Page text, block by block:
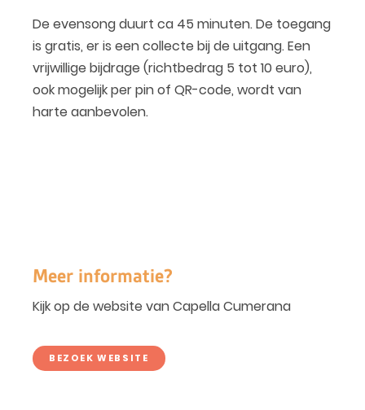
De evensong duurt ca 45 minuten. De toegang
is gratis, er is een collecte bij de uitgang. Een
vrijwillige bijdrage (richtbedrag 5 tot 10 euro),
ook mogelijk per pin of QR-code, wordt van
harte aanbevolen.
Meer informatie?
Kijk op de website van Capella Cumerana
BEZOEK WEBSITE